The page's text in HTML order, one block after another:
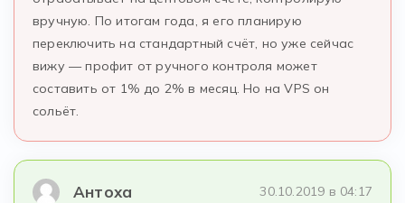
вручную. По итогам года, я его планирую
переключить на стандартный счёт, но уже сейчас
вижу — профит от ручного контроля может
составить от 1% до 2% в месяц. Но на VPS он
сольёт.
Антоха 30.10.2019 в 04:17